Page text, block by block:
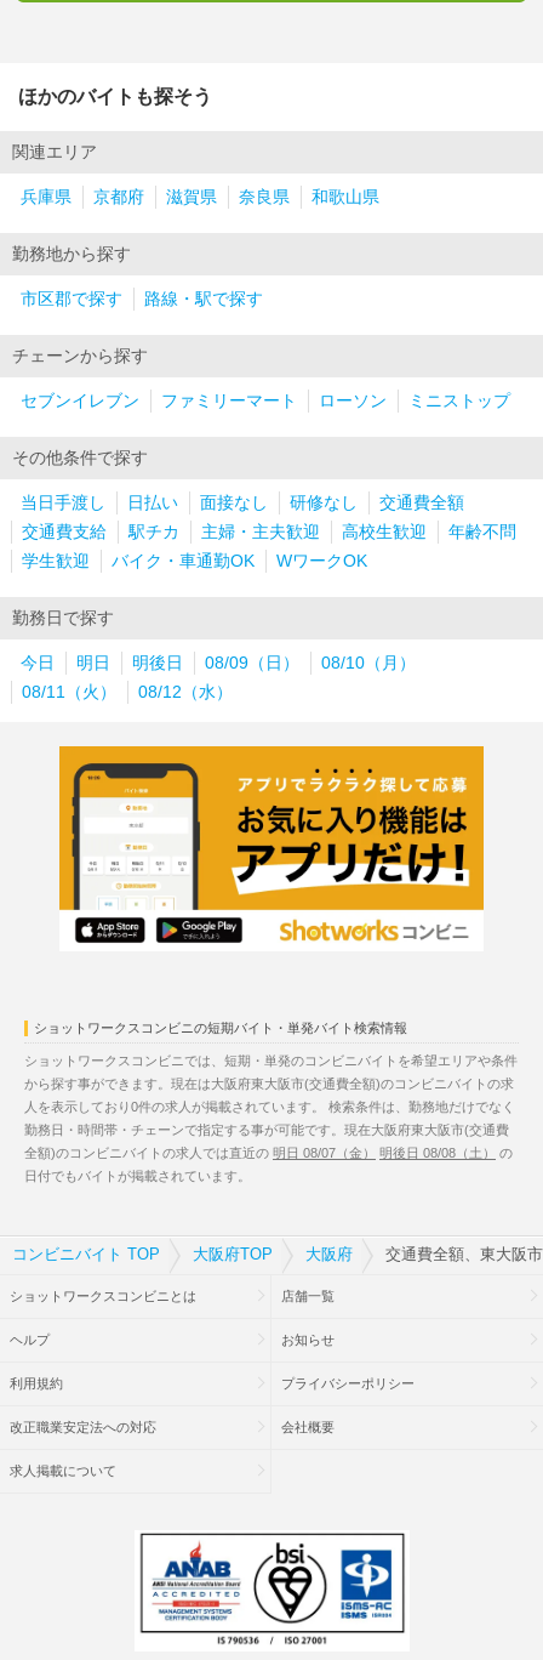
ほかのバイトも探そう
関連エリア
兵庫県 京都府 滋賀県 奈良県 和歌山県
勤務地から探す
市区郡で探す 路線・駅で探す
チェーンから探す
セブンイレブン ファミリーマート ローソン ミニストップ
その他条件で探す
当日手渡し 日払い 面接なし 研修なし
交通費全額
交通費支給
駅チカ 主婦・主夫歓迎 高校生歓迎
年齢不問
学生歓迎
バイク・車通勤OK WワークOK
勤務日で探す
今日 明日 明後日 08/09（日）
08/10（月）
08/11（火）
08/12（水）
ショットワークスコンビニの短期バイト・単発バイト検索情報
ショットワークスコンビニでは、短期・単発のコンビニバイトを希望エリアや条件
から探す事ができます。現在は大阪府東大阪市(交通費全額)のコンビニバイトの求
人を表示しており0件の求人が掲載されています。 検索条件は、勤務地だけでなく
勤務日・時間帯・チェーンで指定する事が可能です。現在大阪府東大阪市(交通費
全額)のコンビニバイトの求人では直近の 明日 08/07（金） 明後日 08/08（土）
の
日付でもバイトが掲載されています。
コンビニバイト TOP 大阪府TOP 大阪府 交通費全額、東大阪
ショットワークスコンビニとは 店舗一覧
ヘルプ お知らせ
利用規約 プライバシーポリシー
改正職業安定法への対応 会社概要
求人掲載について